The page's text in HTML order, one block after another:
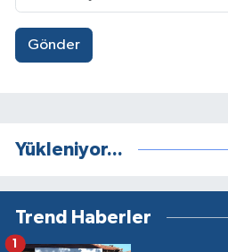
Gönder
Yükleniyor...
Trend Haberler
1